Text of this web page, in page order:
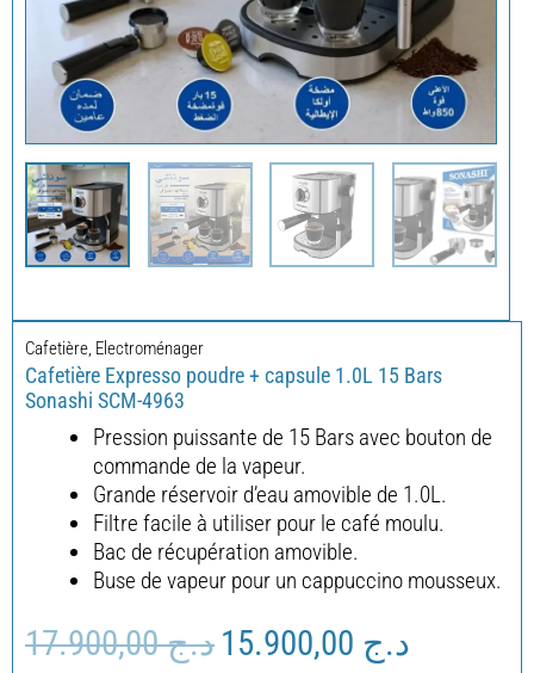
Cafetière Electroménager
Cafetière Expresso poudre + capsule 1.0L 15 Bars
Sonashi SCM-4963
Pression puissante de 15 Bars avec bouton de
commande de la vapeur.
Grande réservoir d’eau amovible de 1.0L.
Filtre facile à utiliser pour le café moulu.
Bac de récupération amovible.
Buse de vapeur pour un cappuccino mousseux.
د.ج17.900,00
Le
د.ج